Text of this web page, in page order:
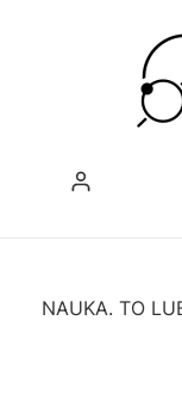
Zaloguj się
NAUKA. TO